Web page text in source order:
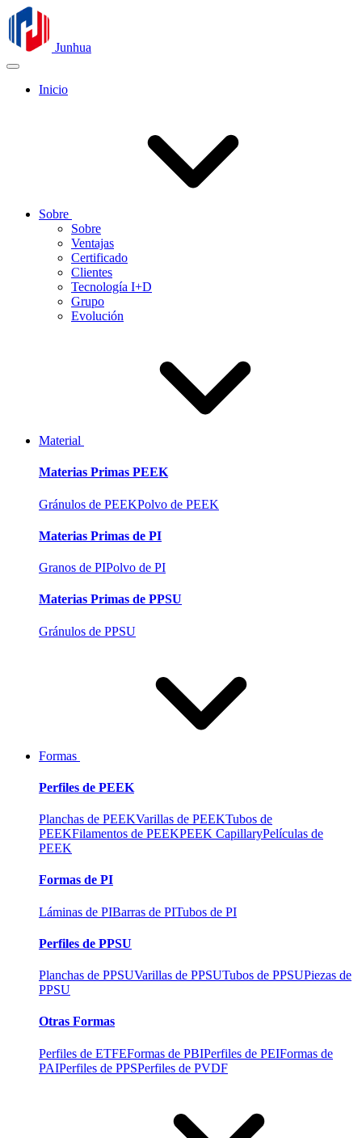
Junhua
Inicio
Sobre
Sobre
Ventajas
Certificado
Clientes
Tecnología I+D
Grupo
Evolución
Material
Materias Primas PEEK
Gránulos de PEEKPolvo de PEEK
Materias Primas de PI
Granos de PIPolvo de PI
Materias Primas de PPSU
Gránulos de PPSU
Formas
Perfiles de PEEK
Planchas de PEEKVarillas de PEEKTubos de
PEEKFilamentos de PEEKPEEK CapillaryPelículas de
PEEK
Formas de PI
Láminas de PIBarras de PITubos de PI
Perfiles de PPSU
Planchas de PPSUVarillas de PPSUTubos de PPSUPiezas de
PPSU
Otras Formas
Perfiles de ETFEFormas de PBIPerfiles de PEIFormas de
PAIPerfiles de PPSPerfiles de PVDF